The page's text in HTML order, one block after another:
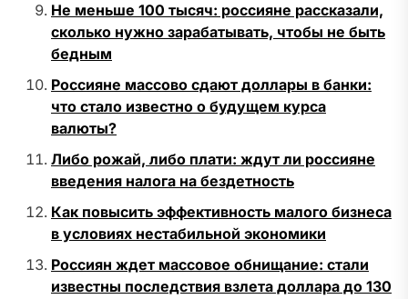
Не меньше 100 тысяч: россияне рассказали,
сколько нужно зарабатывать, чтобы не быть
бедным
Россияне массово сдают доллары в банки:
что стало известно о будущем курса
валюты?
Либо рожай, либо плати: ждут ли россияне
введения налога на бездетность
Как повысить эффективность малого бизнеса
в условиях нестабильной экономики
Россиян ждет массовое обнищание: стали
известны последствия взлета доллара до 130